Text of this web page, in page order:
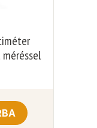
méréssel